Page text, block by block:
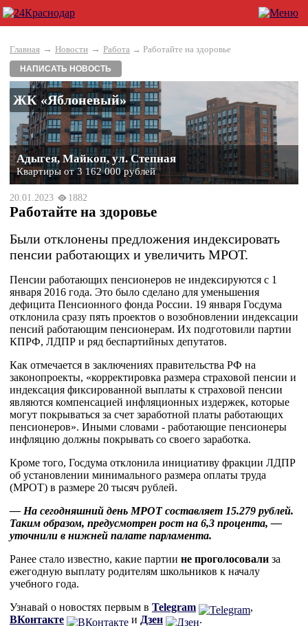
Главная → Новости → Работа → Работайте на здоровье
НАПИСАТЬ НОВОСТЬ
ЖК «Яблоневый»
Адыгея, Майкоп, ул. Степная
Квартиры от 3 162 000 рублей
20.01.2023 1882
Работайте на здоровье
Были отклонены предложения индексировать
пенсии работающих и увеличить МРОТ.
Пенсии работающих пенсионеров не индексируются с 1
января 2016 года. Это было сделано для уменьшения
дефицита Пенсионного фонда России. 19 января Госдума
отклонила сразу пять проектов о возобновлении индексации
пенсий работающим пенсионерам. Их подготовили партии
КПРФ, ЛДПР и ряд беспартийных депутатов.
Как отмечается в заключениях правительства РФ на
законопроекты, «корректировка размера страховой пенсии и
индексация фиксированной выплаты к страховой пенсии
являются компенсацией инфляционных издержек, которые
могут покрываться за счет заработной платы работающих
пенсионеров». Иными словами - работающие пенсионеры
инфляцию должны покрывать со своего заработка.
Кроме того, Госдума отклонила инициативу фракции ЛДПР
об установлении минимального размера оплаты труда
(МРОТ) в размере 20 тысяч рублей.
— На сегодняшний день МРОТ составляет 15.279 рублей.
Таким образом, предусмотрен рост на 6,3 процента, —
уточнили в нижней палате парламента.
Ранее стало известно, какие партии не проголосовали за
ежегодную выплату родителям школьников к началу
учебного года.
Узнавай о новостях первым в Telegram
,
ВКонтакте
и Дзен .